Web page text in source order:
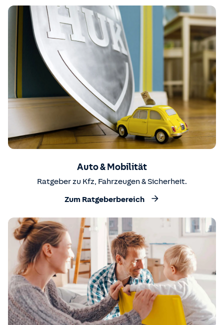
Auto & Mobilität
Ratgeber zu Kfz, Fahrzeugen & Sicherheit.
Zum Ratgeberbereich